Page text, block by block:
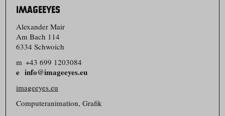
IMAGEEYES
Alexander Mair
Am Bach 114
6334 Schwoich
m +43 699 1203084
info@imageeyes.eu
imageeyes.eu
Computer­animation, Grafik